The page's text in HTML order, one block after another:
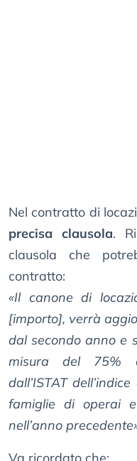
Nel contratto di
precisa clausola.
clausola che
contratto:
«Il canone di
[importo], verrà
dal secondo anno e
misura del 75%
dall’ISTAT
famiglie di operai
nell’anno